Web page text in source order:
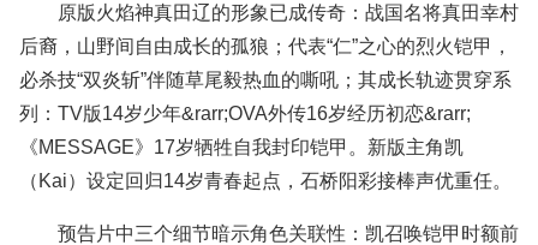
原版火焰神真田辽的形象已成传奇：战国名将真田幸村
后裔，山野间自由成长的孤狼；代表“仁”之心的烈火铠甲，
必杀技“双炎斩”伴随草尾毅热血的嘶吼；其成长轨迹贯穿系
列：TV版14岁少年&rarr;OVA外传16岁经历初恋&rarr;
《MESSAGE》17岁牺牲自我封印铠甲。新版主角凯
（Kai）设定回归14岁青春起点，石桥阳彩接棒声优重任。
预告片中三个细节暗示角色关联性：凯召唤铠甲时额前